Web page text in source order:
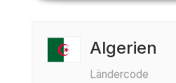
Algerien
Ländercode